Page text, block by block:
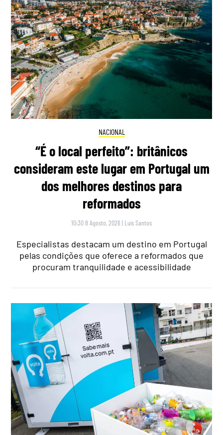
NACIONAL
“É o local perfeito”: britânicos
consideram este lugar em Portugal um
dos melhores destinos para
reformados
10:30 8 Agosto, 2026 | Luís Santos
Especialistas destacam um destino em Portugal
pelas condições que oferece a reformados que
procuram tranquilidade e acessibilidade